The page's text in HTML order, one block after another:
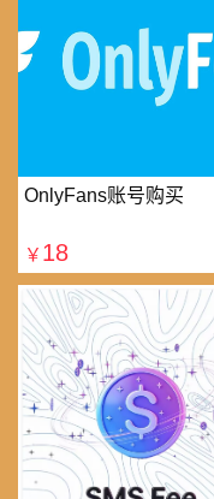
OnlyFans账号购买
￥ 18